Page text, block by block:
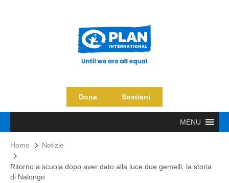
Dona Sostieni
MENU
Home Notizie
Ritorno a scuola dopo aver dato alla luce due gemelli: la storia
di Nalongo